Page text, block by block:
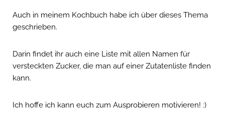
Auch in meinem Kochbuch habe ich über dieses Thema
geschrieben.
Darin findet ihr auch eine Liste mit allen Namen für
versteckten Zucker, die man auf einer Zutatenliste finden
kann.
Ich hoffe ich kann euch zum Ausprobieren motivieren! :)